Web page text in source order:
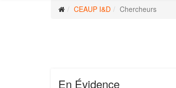
CEAUP I&D Chercheurs
En Évidence